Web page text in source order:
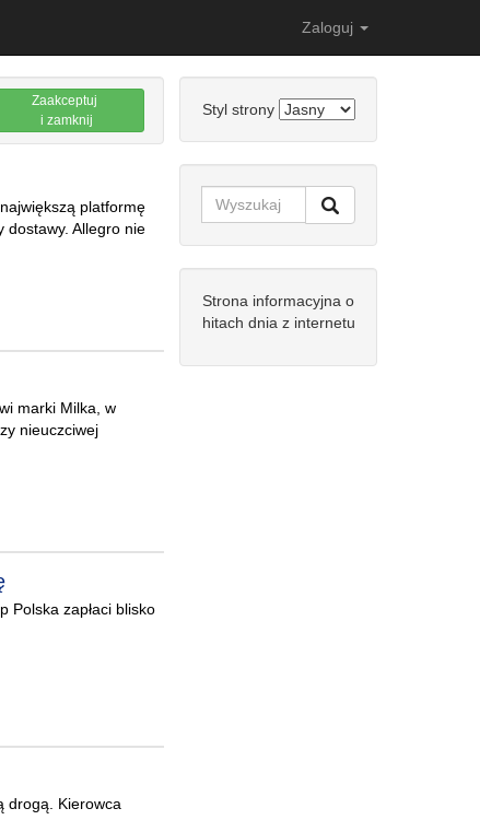
Zaloguj
Zaakceptuj
i zamknij
platformę
dostawy. Allegro nie
marki Milka, w
nieuczciwej
Polska zapłaci blisko
drogą. Kierowca
Styl strony
Strona informacyjna o
hitach dnia z internetu